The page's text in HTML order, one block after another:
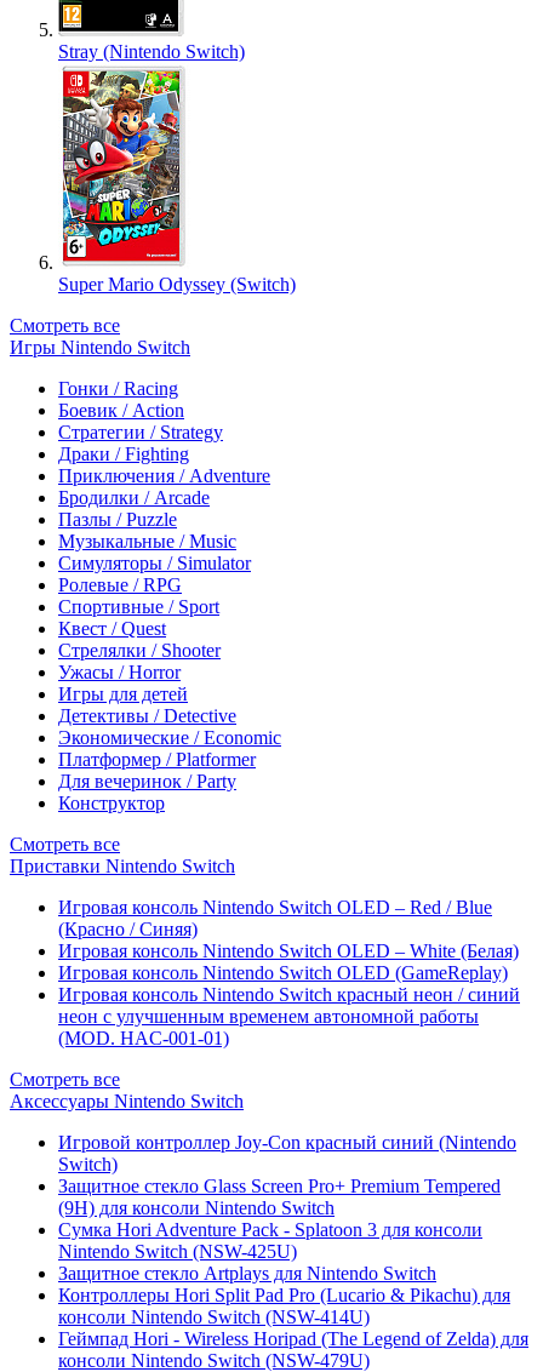
Stray (Nintendo Switch)
Super Mario Odyssey (Switch)
Смотреть все
Игры Nintendo Switch
Гонки / Racing
Боевик / Action
Стратегии / Strategy
Драки / Fighting
Приключения / Adventure
Бродилки / Arcade
Пазлы / Puzzle
Музыкальные / Music
Симуляторы / Simulator
Ролевые / RPG
Спортивные / Sport
Квест / Quest
Стрелялки / Shooter
Ужасы / Horror
Игры для детей
Детективы / Detective
Экономические / Economic
Платформер / Platformer
Для вечеринок / Party
Конструктор
Смотреть все
Приставки Nintendo Switch
Игровая консоль Nintendo Switch OLED – Red / Blue
(Красно / Синяя)
Игровая консоль Nintendo Switch OLED – White (Белая)
Игровая консоль Nintendo Switch OLED (GameReplay)
Игровая консоль Nintendo Switch красный неон / синий
неон с улучшенным временем автономной работы
(MOD. HAC-001-01)
Смотреть все
Аксессуары Nintendo Switch
Игровой контроллер Joy-Con красный синий (Nintendo
Switch)
Защитное стекло Glass Screen Pro+ Premium Tempered
(9H) для консоли Nintendo Switch
Сумка Hori Adventure Pack - Splatoon 3 для консоли
Nintendo Switch (NSW-425U)
Защитное стекло Artplays для Nintendo Switch
Контроллеры Hori Split Pad Pro (Lucario & Pikachu) для
консоли Nintendo Switch (NSW-414U)
Геймпад Hori - Wireless Horipad (The Legend of Zelda) для
консоли Nintendo Switch (NSW-479U)